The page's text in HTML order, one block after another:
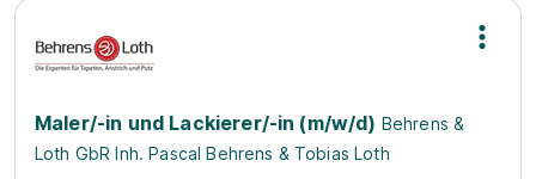
Maler/-in und Lackierer/-in (m/w/d) Behrens &
Loth GbR Inh. Pascal Behrens & Tobias Loth